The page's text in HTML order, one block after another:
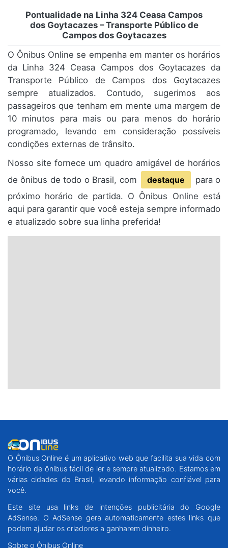
Pontualidade na Linha 324 Ceasa Campos
dos Goytacazes – Transporte Público de
Campos dos Goytacazes
O Ônibus Online se empenha em manter os horários
da Linha 324 Ceasa Campos dos Goytacazes da
Transporte Público de Campos dos Goytacazes
sempre atualizados. Contudo, sugerimos aos
passageiros que tenham em mente uma margem de
10 minutos para mais ou para menos do horário
programado, levando em consideração possíveis
condições externas de trânsito.
Nosso site fornece um quadro amigável de horários
de ônibus de todo o Brasil, com
destaque
para o
próximo horário de partida. O Ônibus Online está
aqui para garantir que você esteja sempre informado
e atualizado sobre sua linha preferida!
O Ônibus Online é um aplicativo web que facilita sua vida com
horário de ônibus fácil de ler e sempre atualizado. Estamos em
várias cidades do Brasil, levando informação confiável para
você.
Este site usa links de intenções publicitária do Google
AdSense. O AdSense gera automaticamente estes links que
podem ajudar os criadores a ganharem dinheiro.
Sobre o Ônibus Online